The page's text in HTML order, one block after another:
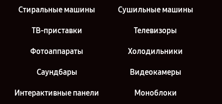
Стиральные машины Сушильные машины
ТВ-приставки Телевизоры
Фотоаппараты Холодильники
Саундбары Видеокамеры
Интерактивные панели Моноблоки